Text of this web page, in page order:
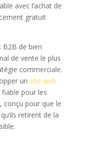
avec l’achat de
gratuit
de bien
de vente le plus
commerciale.
un site web
pour les
conçu pour que le
retirent de la